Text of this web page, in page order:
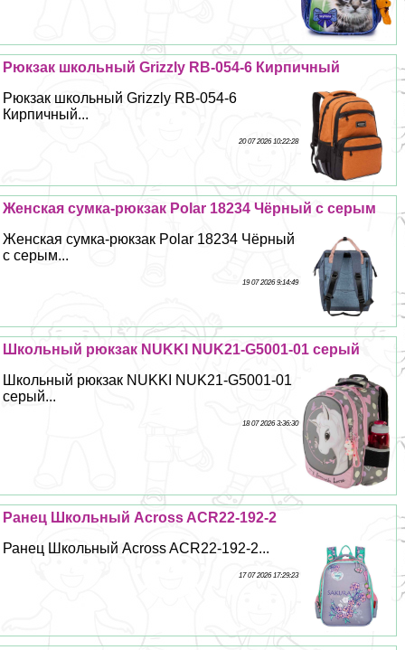
Рюкзак школьный Grizzly RB-054-6 Кирпичный
Рюкзак школьный Grizzly RB-054-6
Кирпичный...
20 07 2026 10:22:28
Женская сумка-рюкзак Polar 18234 Чёрный с серым
Женская сумка-рюкзак Polar 18234 Чёрный
с серым...
19 07 2026 9:14:49
Школьный рюкзак NUKKI NUK21-G5001-01 серый
Школьный рюкзак NUKKI NUK21-G5001-01
серый...
18 07 2026 3:36:30
Ранец Школьный Across ACR22-192-2
Ранец Школьный Across ACR22-192-2...
17 07 2026 17:29:23